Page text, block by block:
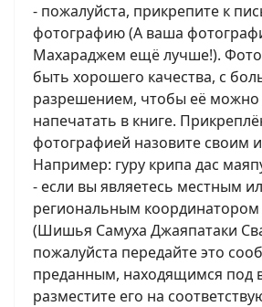
- пожалуйста, прикрепите к
фотографию (А ваша
Махараджем ещё лучше!).
быть хорошего качества, с
разрешением, чтобы её
напечатать в книге.
фотографией назовите своим
Например: гуру крипа дас
- если вы являетесь местным
региональным координатором
(Шишья Самуха Джаяпатаки
пожалуйста передайте это
преданным, находящимся под
разместите его на